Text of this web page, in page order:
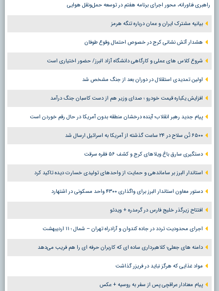
راهبری فناورانه، محور اجرای برنامه هفتم در توسعه حمل‌ونقل هوایی
بیانیه مشترک ایران و عمان درباره تنگه هرمز
هشدار آتش نشانی کرج در خصوص احتمال وقوع طوفان
شروع کلاس های عملی و کارگاهی دانشگاه آزاد البرز/ حضور اختیاری است
اولین تمدیدی استقلال در دوران بعد از جنگ مشخص شد
افزایش یکباره قیمت خودرو ؛ صدای وزیر هم از دست کاسبان جنگ درآمد
پیام جدید رهبر انقلاب؛ آینده درخشان منطقه بدون آمریکا در حال رقم خوردن است
۶۵۰۰ تُن سلاح در ۲۴ ساعت گذشته از آمریکا به اسرائیل ارسال شد
دستگیری سارق باغ ویلاهای کرج و کشف ۵۶ فقره سرقت
استاندار البرز بر ساماندهی و حمایت از واحدهای تولیدی خسارت دیده تاکید کرد
دستور معاون استاندار البرز برای واگذاری ۴۳۰۰ واحد مسکونی در اشتهارد
افتتاح زیرگذر خلیج فارس در گرمدره + ویدئو
اجرای محدودیت تردد در جاده کندوان و آزادراه تهران – شمال ؛ ١١ اردیبهشت
دامنه های جعلی؛ کلاهبرداری ساده ای که کاربران حرفه ای را هم فریب می‌دهد
مواد غذایی که هرگز نباید در فریزر گذاشت
پیام معنادار عراقچی پس از سفر به روسیه + عکس